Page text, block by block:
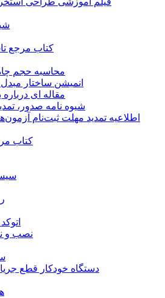
کتاب مرجع
محاسبه حجم
انمیشن ساختار
مقاله ای
شیوه نامه صدور،
اطلاعیه تمدید مهلت ثبت‌نام
کتاب
نصب و
دستگاه خودکار قطع